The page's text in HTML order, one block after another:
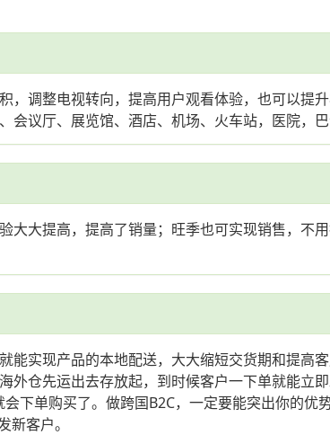
调整电视转向，提高用户观看体验，也可以提
议厅、展览馆、酒店、机场、火车站，医院，巴
大大提高，提高了销量；旺季也可实现销售，不
能实现产品的本地配送，大大缩短交货期和提高
外仓先运出去存放起，到时候客户一下单就能
下单购买了。做跨国B2C，一定要能突出你的
客户。